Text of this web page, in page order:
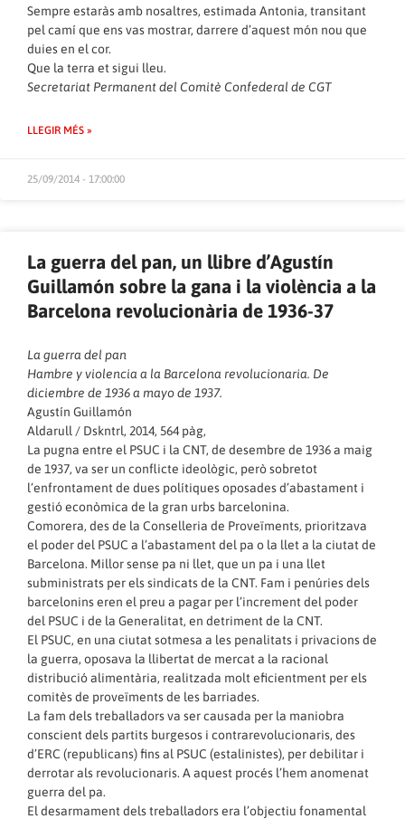
Sempre estaràs amb nosaltres, estimada Antonia, transitant
pel camí que ens vas mostrar, darrere d’aquest món nou que
duies en el cor.
Que la terra et sigui lleu.
Secretariat Permanent del Comitè Confederal de CGT
LLEGIR MÉS »
25/09/2014 - 17:00:00
La guerra del pan, un llibre d’Agustín
Guillamón sobre la gana i la violència a la
Barcelona revolucionària de 1936-37
La guerra del pan
Hambre y violencia a la Barcelona revolucionaria. De
diciembre de 1936 a mayo de 1937.
Agustín Guillamón
Aldarull / Dskntrl, 2014, 564 pàg,
La pugna entre el PSUC i la CNT, de desembre de 1936 a maig
de 1937, va ser un conflicte ideològic, però sobretot
l’enfrontament de dues polítiques oposades d’abastament i
gestió econòmica de la gran urbs barcelonina.
Comorera, des de la Conselleria de Proveïments, prioritzava
el poder del PSUC a l’abastament del pa o la llet a la ciutat de
Barcelona. Millor sense pa ni llet, que un pa i una llet
subministrats per els sindicats de la CNT. Fam i penúries dels
barcelonins eren el preu a pagar per l’increment del poder
del PSUC i de la Generalitat, en detriment de la CNT.
El PSUC, en una ciutat sotmesa a les penalitats i privacions de
la guerra, oposava la llibertat de mercat a la racional
distribució alimentària, realitzada molt eficientment per els
comitès de proveïments de les barriades.
La fam dels treballadors va ser causada per la maniobra
conscient dels partits burgesos i contrarevolucionaris, des
d’ERC (republicans) fins al PSUC (estalinistes), per debilitar i
derrotar als revolucionaris. A aquest procés l’hem anomenat
guerra del pa.
El desarmament dels treballadors era l’objectiu fonamental